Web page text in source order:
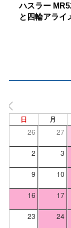
ハスラー
と四輪アライ
日 月
26 27
2 3
9 10
16 17
23 24